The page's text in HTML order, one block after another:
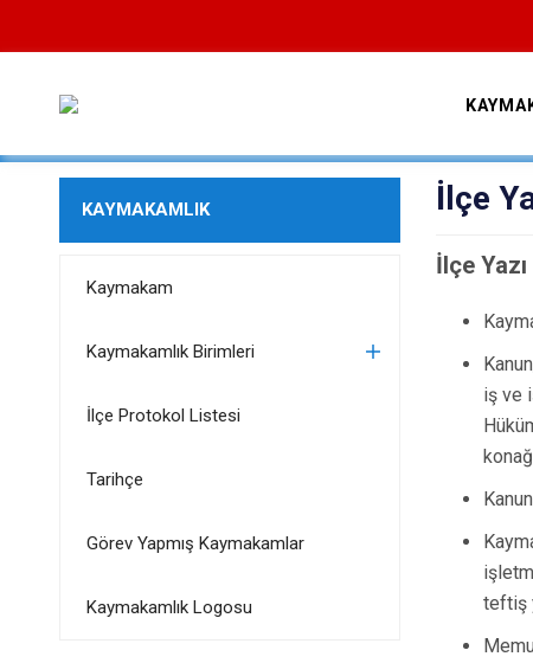
KAYMAKAMLIK
Kaymakam
Kaymakamlık Birimleri
İlçe Protokol Listesi
Tarihçe
Görev Yapmış Kaymakamlar
Kaymakamlık Logosu
İlçe
İlçe
iş ve
teftiş